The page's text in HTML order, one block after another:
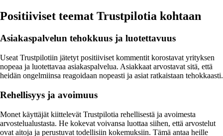
Positiiviset teemat Trustpilotia kohtaan
Asiakaspalvelun tehokkuus ja luotettavuus
Useat Trustpilotiin jätetyt positiiviset kommentit korostavat yrityksen
nopeaa ja luotettavaa asiakaspalvelua. Asiakkaat arvostavat sitä, että
heidän ongelmiinsa reagoidaan nopeasti ja asiat ratkaistaan tehokkaasti.
Rehellisyys ja avoimuus
Monet käyttäjät kiittelevät Trustpilotia rehellisestä ja avoimesta
arvostelualustasta. He kokevat voivansa luottaa siihen, että arvostelut
ovat aitoja ja perustuvat todellisiin kokemuksiin. Tämä antaa heille